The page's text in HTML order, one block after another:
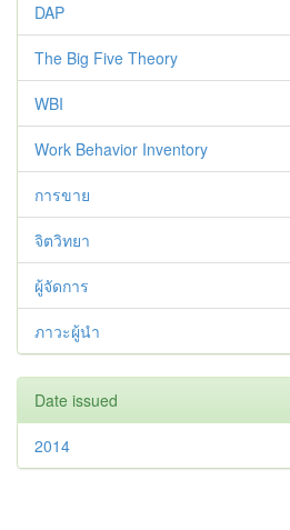
DAP
The Big Five Theory
WBI
Work Behavior Inventory
การขาย
จิตวิทยา
ผู้จัดการ
ภาวะผู้นำ
Date issued
2014